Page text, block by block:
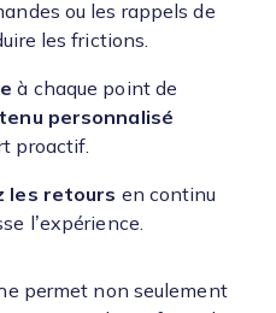
ou les rappels de
les frictions.
à chaque point de
personnalisé
proactif.
les retours en continu
l’expérience.
permet non seulement